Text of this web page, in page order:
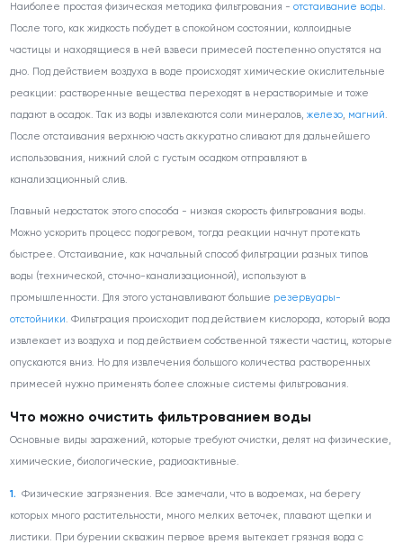
Наиболее простая физическая методика фильтрования -отстаивание воды.
После того, как жидкость побудет в спокойном состоянии, коллоидные
частицы и находящиеся в ней взвеси примесей постепенно опустятся на
дно. Под действием воздуха в воде происходят химические окислительные
реакции: растворенные вещества переходят в нерастворимые и тоже
падают в осадок. Так из воды извлекаются соли минералов,железо, магний.
После отстаивания верхнюю часть аккуратно сливают для дальнейшего
использования, нижний слой с густым осадком отправляют в
канализационный слив.
Главный недостаток этого способа - низкая скорость фильтрования воды.
Можно ускорить процесс подогревом, тогда реакции начнут протекать
быстрее. Отстаивание, как начальный способ фильтрации разных типов
воды (технической, сточно-канализационной), используют в
промышленности. Для этого устанавливают большие резервуары-
отстойники. Фильтрация происходит под действием кислорода, который вода
извлекает из воздуха и под действием собственной тяжести частиц, которые
опускаются вниз. Но для извлечения большого количества растворенных
примесей нужно применять более сложные системы фильтрования.
Что можно очистить фильтрованием воды
Основные виды заражений, которые требуют очистки, делят на физические,
химические, биологические, радиоактивные.
Физические загрязнения. Все замечали, что в водоемах, на берегу
которых много растительности, много мелких веточек, плавают щепки и
листики. При бурении скважин первое время вытекает грязная вода с